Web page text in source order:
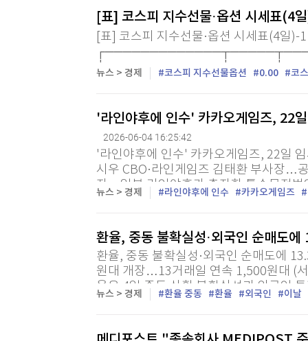
[표] 코스피 지수선물·옵션 시세표(4
[표] 코스피 지수선물·옵션 시세표(4일
뉴스 > 경제 코스피 지수선물옵션 0.00 코
'라인야후에 인수' 카카오게임즈, 22
2026-06-04 16:25:42
'라인야후에 인수' 카카오게임즈, 22일
시우 CBO·라인게임즈 김태환 부사장…
자 = 일본 라인야후가 출자한 특수목적
게임즈[293490]가 이달 말 임시 주주총
뉴스 > 경제 라인야후에 인수 카카오게임즈
환율, 중동 불확실성·외국인 순매도
환율, 중동 불확실성·외국인 순매도에
원대 개장…13거래일 연속 1,500원대 (
율은 4일 중동 상황 불확실성과 외국인
10원 넘게 급등했다. 이날 서울 외환시
뉴스 > 경제 환율 중동 환율 외국인 이날